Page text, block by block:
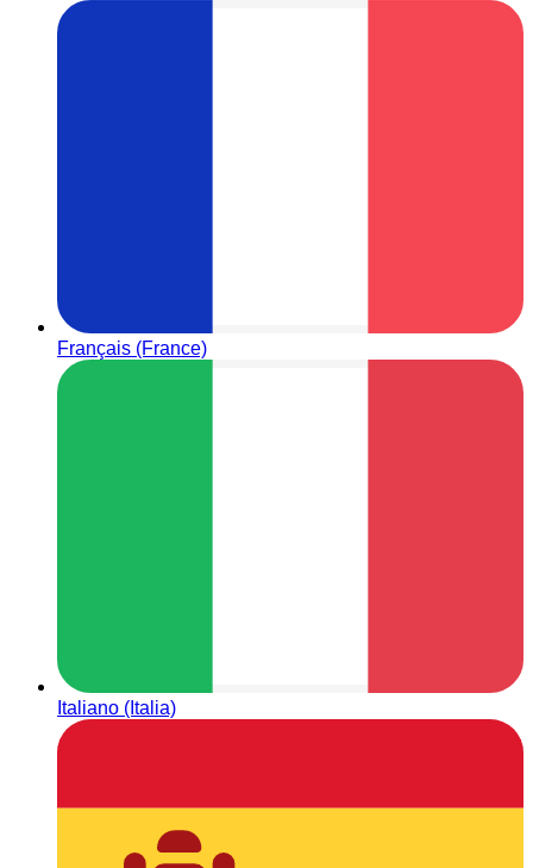
Français (France)
Italiano (Italia)